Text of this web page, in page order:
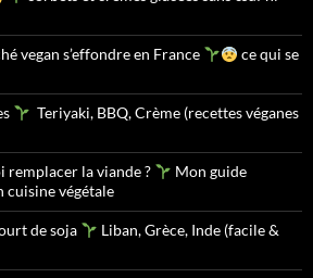
vegan s’effondre en France
ce qui se
Teriyaki, BBQ, Crème (recettes véganes
remplacer la viande ?
Mon guide
cuisine végétale
de soja
Liban, Grèce, Inde (facile &